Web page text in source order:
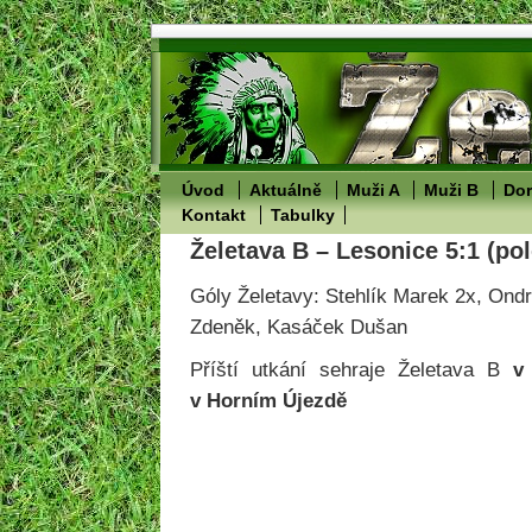
Úvod Aktuálně Muži A Muži B
Kontakt
Tabulky
Želetava B – Lesonice 5:1
Góly Želetavy: Stehlík Marek 2x,
Zdeněk, Kasáček Dušan
Příští utkání sehraje Želetava B v
v Horním Újezdě